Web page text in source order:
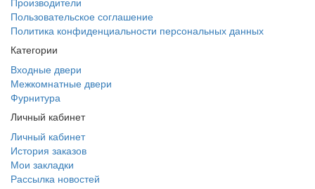
Пользовательское соглашение
Политика конфиденциальности персональных данных
Категории
Входные двери
Межкомнатные двери
Фурнитура
Личный кабинет
Личный кабинет
История заказов
Мои закладки
Рассылка новостей